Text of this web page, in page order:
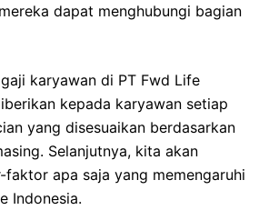
dapat menghubungi bagian
karyawan di PT Fwd Life
kepada karyawan setiap
yang disesuaikan berdasarkan
Selanjutnya, kita akan
apa saja yang memengaruhi
Indonesia.